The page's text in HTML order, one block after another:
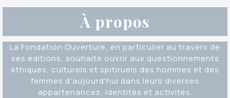
À propos
La Fondation Ouverture, en particulier au travers de
ses éditions, souhaite ouvrir aux questionnements
éthiques, culturels et spitiruels des hommes et des
femmes d'aujourd'hui dans leurs diverses
appartenances, identités et activités.